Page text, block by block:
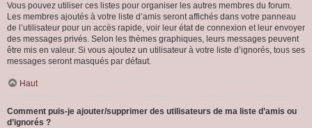
Vous pouvez utiliser ces listes pour organiser les autres membres du forum.
Les membres ajoutés à votre liste d’amis seront affichés dans votre panneau
de l’utilisateur pour un accès rapide, voir leur état de connexion et leur envoyer
des messages privés. Selon les thèmes graphiques, leurs messages peuvent
être mis en valeur. Si vous ajoutez un utilisateur à votre liste d’ignorés, tous ses
messages seront masqués par défaut.
Haut
Comment puis-je ajouter/supprimer des utilisateurs de ma liste d’amis ou
d’ignorés ?